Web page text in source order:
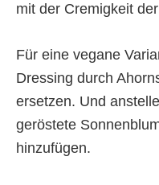
mit der Cremigkeit
Für eine vegane
Dressing durch
ersetzen. Und
geröstete
hinzufügen.